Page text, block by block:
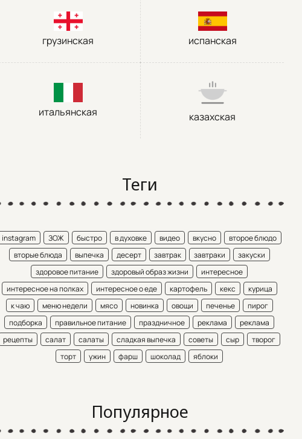
грузинская испанская
итальянская казахская
Теги
instagram ЗОЖ быстро в духовке видео вкусно
второе блюдо
вторые блюда
выпечка десерт завтрак завтраки
закуски
здоровое питание
здоровый образ жизни
интересное
интересное на полках
интересное о еде картофель кекс
курица
к чаю
меню недели мясо новинка овощи печенье
пирог
подборка
правильное питание праздничное реклама
реклама
рецепты
салат салаты сладкая выпечка советы сыр
творог
торт
ужин фарш шоколад яблоки
Популярное